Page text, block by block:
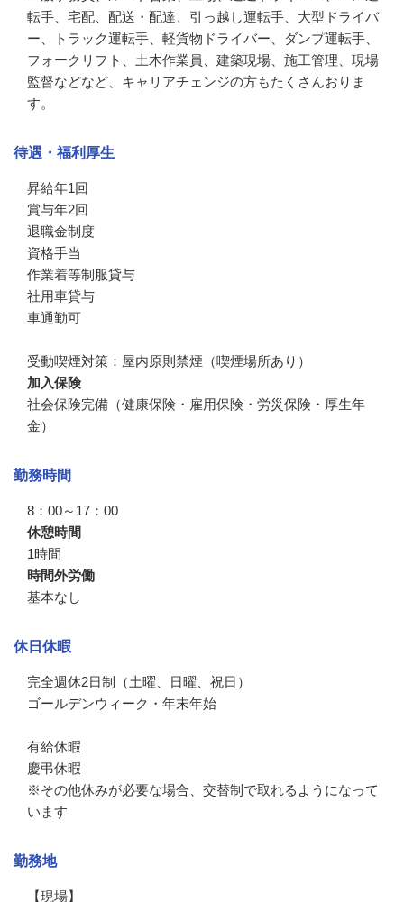
転手、宅配、配送・配達、引っ越し運転手、大型ドライバ
ー、トラック運転手、軽貨物ドライバー、ダンプ運転手、
フォークリフト、土木作業員、建築現場、施工管理、現場
監督などなど、キャリアチェンジの方もたくさんおりま
す。
待遇・福利厚生
昇給年1回
賞与年2回
退職金制度
資格手当
作業着等制服貸与
社用車貸与
車通勤可
受動喫煙対策：屋内原則禁煙（喫煙場所あり）
加入保険
社会保険完備（健康保険・雇用保険・労災保険・厚生年
金）
勤務時間
8：00～17：00
休憩時間
1時間
時間外労働
基本なし
休日休暇
完全週休2日制（土曜、日曜、祝日）
ゴールデンウィーク・年末年始
有給休暇
慶弔休暇
※その他休みが必要な場合、交替制で取れるようになって
います
勤務地
【現場】